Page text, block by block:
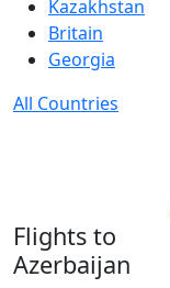
Kazakhstan
Britain
Georgia
All Countries
Flights to
Azerbaijan